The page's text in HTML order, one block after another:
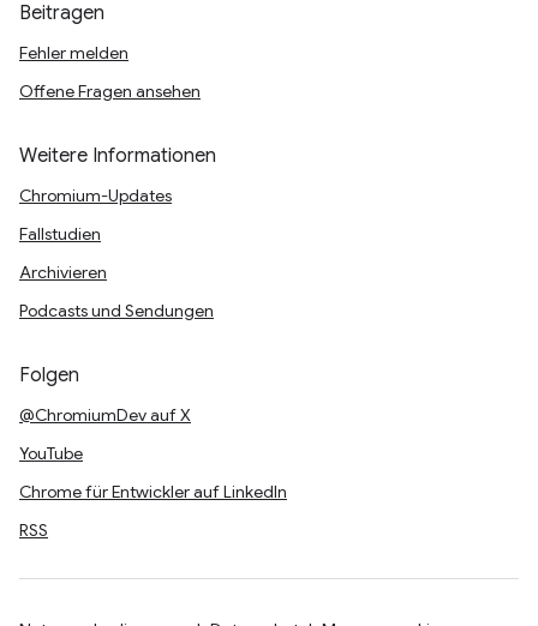
Beitragen
Fehler melden
Offene Fragen ansehen
Weitere Informationen
Chromium-Updates
Fallstudien
Archivieren
Podcasts und Sendungen
Folgen
@ChromiumDev auf X
YouTube
Chrome für Entwickler auf LinkedIn
RSS